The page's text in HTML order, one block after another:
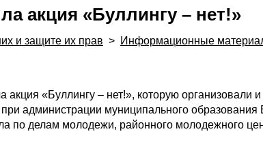
акция «Буллингу – нет!»
и защите их прав > Информационные
«Буллингу – нет!», которую организовали
администрации муниципального
по делам молодежи, районного молодежного